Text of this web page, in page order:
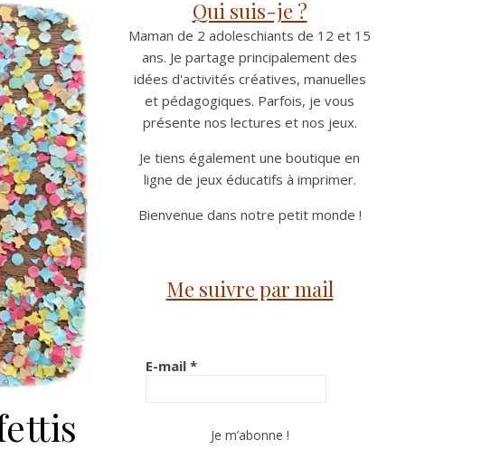
Qui suis-je ?
Maman de 2 adoleschiants de 12 et 15
ans. Je partage principalement des
idées d'activités créatives, manuelles
et pédagogiques. Parfois, je vous
présente nos lectures et nos jeux.
Je tiens également une boutique en
ligne de jeux éducatifs à imprimer.
Bienvenue dans notre petit monde !
Me suivre par mail
E-mail *